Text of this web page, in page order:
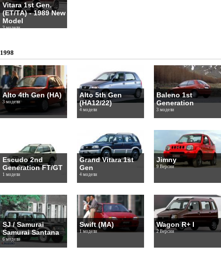
Vitara 1st Gen.
(ET/TA) - 1989 New
Model
3 модели
1998
Alto 4th Gen (HA)
3 модели
Alto 5th Gen
(HA12/22)
4 модели
Baleno 1st
Generation
3 модели
Escudo 2nd
Generation FT/GT
1 модели
Grand Vitara 1st
Gen
4 модели
Jimny
9 Версии
SJ / Samurai
Samurai Santana
6 модели
Swift (MA)
1 модели
Wagon R+ I
2 Версии